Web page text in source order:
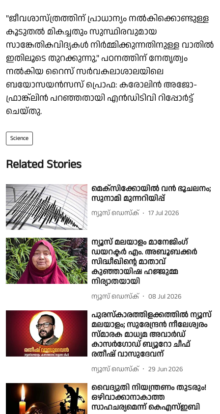
"ജീവശാസ്ത്രത്തിന് പ്രാധാന്യം നൽകിക്കൊണ്ടുള്ള
കൂടുതൽ മികച്ചതും സുസ്ഥിരവുമായ
സാങ്കേതികവിദ്യകൾ നിർമ്മിക്കുന്നതിനുള്ള വാതിൽ
ഇതിലൂടെ തുറക്കുന്നു," പഠനത്തിന് നേതൃത്വം
നൽകിയ റൈസ് സർവകലാശാലയിലെ
ബയോസയൻസസ് പ്രൊഫ: കരോലിൻ അജോ-
ഫ്രാങ്ക്ലിൻ പറഞ്ഞതായി എൻഡിടിവി റിപ്പോർട്ട്
ചെയ്തു.
Science
Related Stories
മെക്സിക്കോയിൽ വൻ ഭൂചലനം;
സുനാമി മുന്നറിയിപ്പ്
ന്യൂസ് ഡെസ്ക് 17 Jul 2026
ന്യൂസ് മലയാളം മാനേജിംഗ്
ഡയറക്ടർ എം. അബൂബക്കർ
സിദ്ധീഖിൻ്റെ മാതാവ്
കുഞ്ഞായിഷ ഹജ്ജുമ്മ
നിര്യാതയായി
ന്യൂസ് ഡെസ്ക് 08 Jul 2026
പുരസ്കാരത്തിളക്കത്തിൽ ന്യൂസ്
മലയാളം; സുരേന്ദ്രന്‍ നീലേശ്വരം
സ്മാരക മാധ്യമ അവാര്‍ഡ്
കാസർഗോഡ് ബ്യൂറോ ചീഫ്
രതീഷ് വാസുദേവന്
ന്യൂസ് ഡെസ്ക് 29 Jun 2026
വൈദ്യുതി നിയന്ത്രണം തുടരും!
ഒഴിവാക്കാനാകാത്ത
സാഹചര്യമെന്ന് കെഎസ്ഇബി